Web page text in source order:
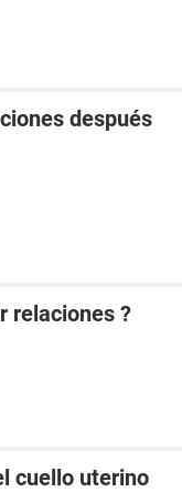
después
relaciones ?
cuello uterino